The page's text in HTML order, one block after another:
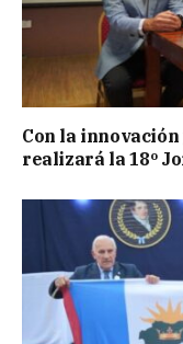
Con la
realizará la 18º